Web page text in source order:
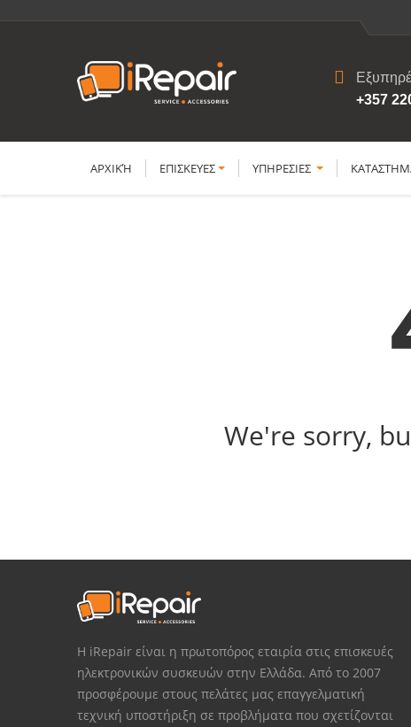
+357
ΑΡΧΙΚΉ ΕΠΙΣΚΕΥΕΣ YΠΗΡΕΣΙΕΣ
We're sorry,
Η iRepair είναι η πρωτοπόρος εταιρία στις επισκευές
ηλεκτρονικών συσκευών στην Ελλάδα. Από το 2007
προσφέρουμε στους πελάτες μας επαγγελματική
τεχνική υποστήριξη σε προβλήματα που σχετίζονται